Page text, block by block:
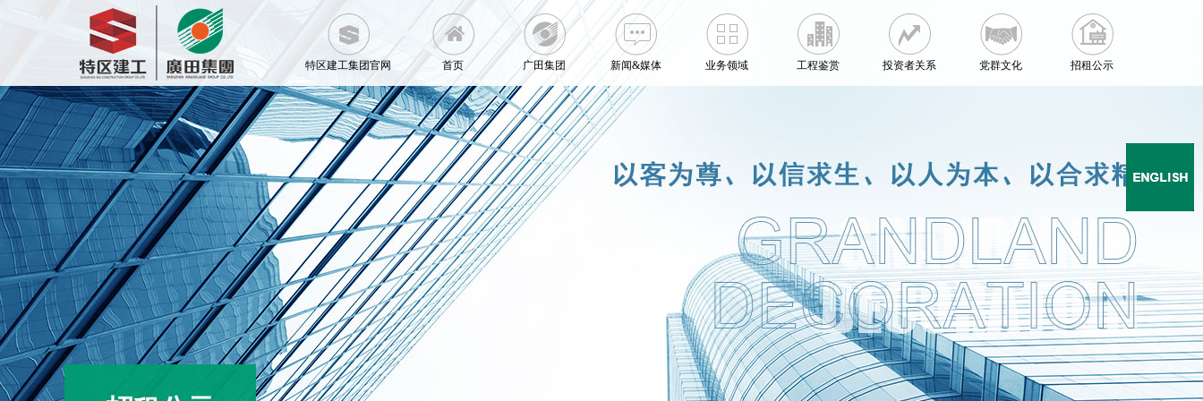
特区建工集团官网 首页 广田集团 新闻&媒体 业务领域 工程鉴赏 投资者关系 党群文化 招租公示